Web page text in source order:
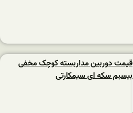
قیمت دوربین مداربسته کوچک مخفی
بیسیم سکه ای سیمکارتی